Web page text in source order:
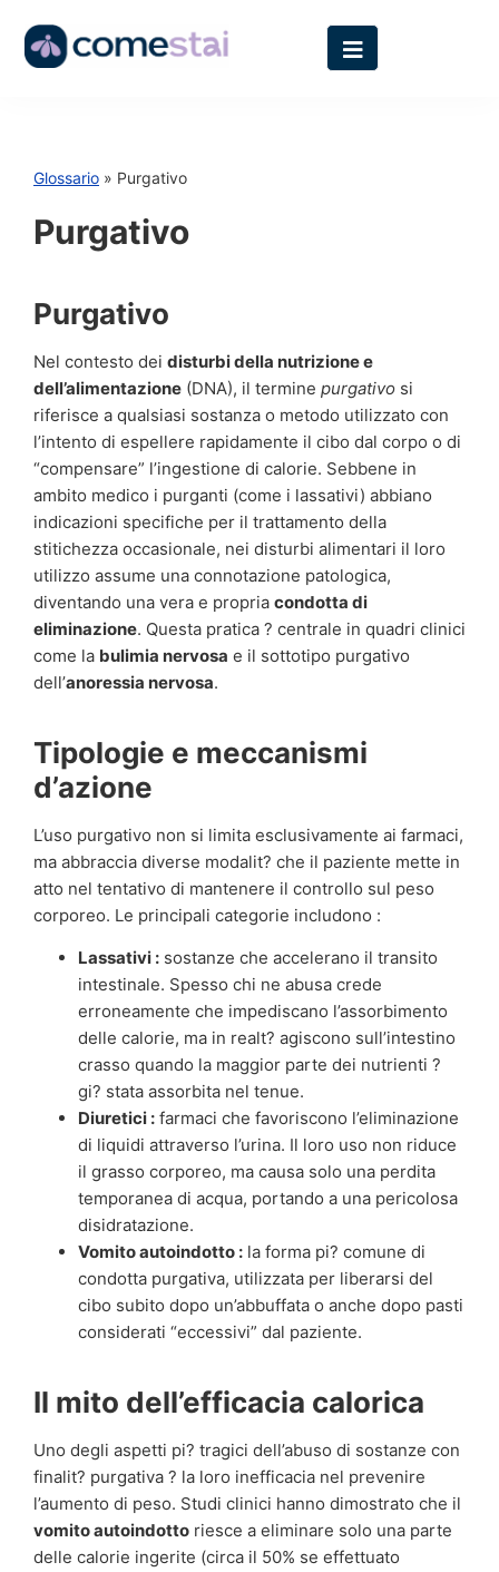
Glossario » Purgativo
Purgativo
Purgativo
Nel contesto dei disturbi della nutrizione e
dell’alimentazione (DNA), il termine purgativo si
riferisce a qualsiasi sostanza o metodo utilizzato con
l’intento di espellere rapidamente il cibo dal corpo o di
“compensare” l’ingestione di calorie. Sebbene in
ambito medico i purganti (come i lassativi) abbiano
indicazioni specifiche per il trattamento della
stitichezza occasionale, nei disturbi alimentari il loro
utilizzo assume una connotazione patologica,
diventando una vera e propria condotta di
eliminazione. Questa pratica ? centrale in quadri clinici
come la bulimia nervosa e il sottotipo purgativo
dell’anoressia nervosa.
Tipologie e meccanismi
d’azione
L’uso purgativo non si limita esclusivamente ai farmaci,
ma abbraccia diverse modalit? che il paziente mette in
atto nel tentativo di mantenere il controllo sul peso
corporeo. Le principali categorie includono :
Lassativi : sostanze che accelerano il transito
intestinale. Spesso chi ne abusa crede
erroneamente che impediscano l’assorbimento
delle calorie, ma in realt? agiscono sull’intestino
crasso quando la maggior parte dei nutrienti ?
gi? stata assorbita nel tenue.
Diuretici : farmaci che favoriscono l’eliminazione
di liquidi attraverso l’urina. Il loro uso non riduce
il grasso corporeo, ma causa solo una perdita
temporanea di acqua, portando a una pericolosa
disidratazione.
Vomito autoindotto : la forma pi? comune di
condotta purgativa, utilizzata per liberarsi del
cibo subito dopo un’abbuffata o anche dopo pasti
considerati “eccessivi” dal paziente.
Il mito dell’efficacia calorica
Uno degli aspetti pi? tragici dell’abuso di sostanze con
finalit? purgativa ? la loro inefficacia nel prevenire
l’aumento di peso. Studi clinici hanno dimostrato che il
vomito autoindotto riesce a eliminare solo una parte
delle calorie ingerite (circa il 50% se effettuato